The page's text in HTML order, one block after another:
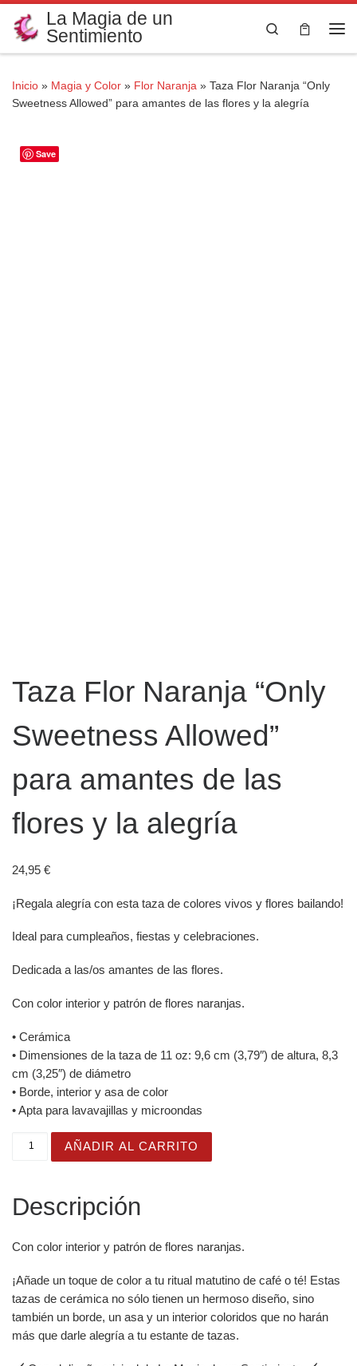
Saltar al contenido
La Magia de un
Sentimiento
Search
Inicio » Magia y Color » Flor Naranja » Taza Flor Naranja “Only
Sweetness Allowed” para amantes de las flores y la alegría
Save
Taza Flor Naranja “Only
Sweetness Allowed”
para amantes de las
flores y la alegría
24,95 €
¡Regala alegría con esta taza de colores vivos y flores bailando!
Ideal para cumpleaños, fiestas y celebraciones.
Dedicada a las/os amantes de las flores.
Con color interior y patrón de flores naranjas.
• Cerámica
• Dimensiones de la taza de 11 oz: 9,6 cm (3,79″) de altura, 8,3
cm (3,25″) de diámetro
• Borde, interior y asa de color
• Apta para lavavajillas y microondas
Taza Flor Naranja "Only Sweetness Allowed" para
AÑADIR AL CARRITO
Descripción
Con color interior y patrón de flores naranjas.
¡Añade un toque de color a tu ritual matutino de café o té! Estas
tazas de cerámica no sólo tienen un hermoso diseño, sino
también un borde, un asa y un interior coloridos que no harán
más que darle alegría a tu estante de tazas.